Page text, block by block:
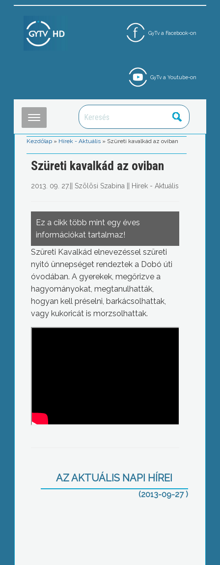
GyTv a Facebook-on
GyTv a Youtube-on
Kezdőlap » Hírek - Aktuális » Szüreti kavalkád az oviban
Szüreti kavalkád az oviban
2013. 09. 27. Szõlõsi Szabina Hírek - Aktuális
Ez a cikk több mint egy éves
információkat tartalmaz!
Szüreti Kavalkád elnevezéssel szüreti
nyitó ünnepséget rendeztek a Dobó úti
óvodában. A gyerekek, megőrizve a
hagyományokat, megtanulhatták,
hogyan kell préselni, barkácsolhattak,
vagy kukoricát is morzsolhattak.
AZ AKTUÁLIS NAPI HÍREI
(2013-09-27 )
Fórum a rezsicsökkentésről